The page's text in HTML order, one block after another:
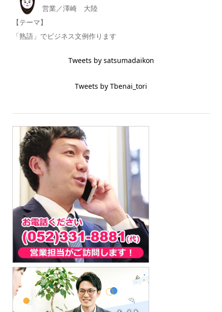
営業／澤崎 大陸
【テーマ】
「熟語」でビジネス文例作ります
Tweets by satsumadaikon
Tweets by Tbenai_tori